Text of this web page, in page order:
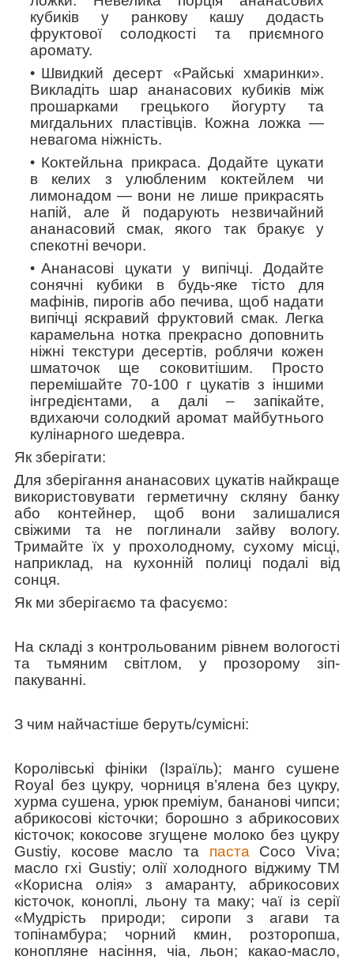
кубиків у ранкову кашу додасть
фруктової солодкості та приємного
аромату.
Швидкий десерт «Райські хмаринки».
Викладіть шар ананасових кубиків між
прошарками грецького йогурту та
мигдальних пластівців. Кожна ложка —
невагома ніжність.
Коктейльна прикраса. Додайте цукати
в келих з улюбленим коктейлем чи
лимонадом — вони не лише прикрасять
напій, але й подарують незвичайний
ананасовий смак, якого так бракує у
спекотні вечори.
Ананасові цукати у випічці. Додайте
сонячні кубики в будь-яке тісто для
мафінів, пирогів або печива, щоб надати
випічці яскравий фруктовий смак. Легка
карамельна нотка прекрасно доповнить
ніжні текстури десертів, роблячи кожен
шматочок ще соковитішим. Просто
перемішайте 70-100 г цукатів з іншими
інгредієнтами, а далі – запікайте,
вдихаючи солодкий аромат майбутнього
кулінарного шедевра.
Як зберігати:
Для зберігання ананасових цукатів найкраще
використовувати герметичну скляну банку
або контейнер, щоб вони залишалися
свіжими та не поглинали зайву вологу.
Тримайте їх у прохолодному, сухому місці,
наприклад, на кухонній полиці подалі від
сонця.
Як ми зберігаємо та фасуємо:
На складі з контрольованим рівнем вологості
та тьмяним світлом, у прозорому зіп-
пакуванні.
З чим найчастіше беруть/cумісні:
Королівські фініки (Ізраїль); манго сушене
Royal без цукру, чорниця в’ялена без цукру,
хурма сушена, урюк преміум, бананові чипси;
абрикосові кісточки; борошно з абрикосових
кісточок; кокосове згущене молоко без цукру
Gustiy, косове масло та паста Сoco Viva;
масло гхі Gustiy; олії холодного віджиму ТМ
«Корисна олія» з амаранту, абрикосових
кісточок, коноплі, льону та маку; чаї із серії
«Мудрість природи; сиропи з агави та
топінамбура; чорний кмин, розторопша,
конопляне насіння, чіа, льон; какао-масло,